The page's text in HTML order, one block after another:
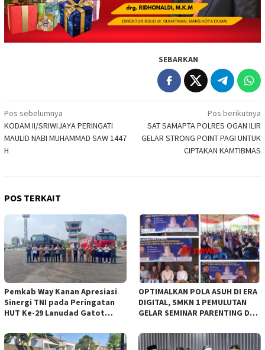
SEBARKAN
Navigasi
pos
Pos sebelumnya
KODAM II/SRIWIJAYA PERINGATI
MAULID NABI MUHAMMAD SAW 1447
H
Pos berikutnya
SAT SAMAPTA POLRES OGAN ILIR
GELAR STRONG POINT PAGI UNTUK
CIPTAKAN KAMTIBMAS
POS TERKAIT
Pemkab Way Kanan Apresiasi
Sinergi TNI pada Peringatan
HUT Ke-29 Lanudad Gatot
OPTIMALKAN POLA ASUH DI ERA
DIGITAL, SMKN 1 PEMULUTAN
GELAR SEMINAR PARENTING DAN